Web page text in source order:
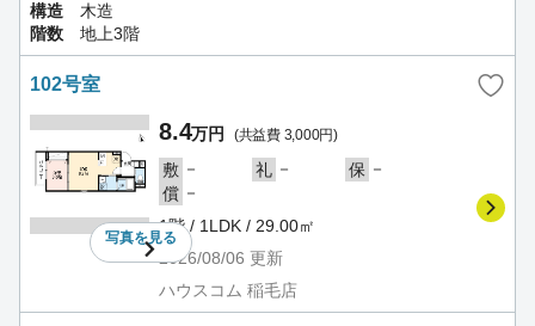
構造
木造
階数
地上3階
102号室
写真を見る
8.4万円 (共益費 3,000円)
敷 － 礼 － 保 －
償 －
1階 / 1LDK / 29.00㎡
2026/08/06 更新
ハウスコム 稲毛店